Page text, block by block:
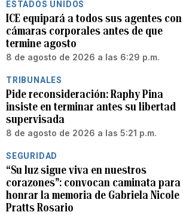
ESTADOS UNIDOS
ICE equipará a todos sus agentes con
cámaras corporales antes de que
termine agosto
8 de agosto de 2026 a las 6:29 p.m.
TRIBUNALES
Pide reconsideración: Raphy Pina
insiste en terminar antes su libertad
supervisada
8 de agosto de 2026 a las 5:21 p.m.
SEGURIDAD
“Su luz sigue viva en nuestros
corazones”: convocan caminata para
honrar la memoria de Gabriela Nicole
Pratts Rosario